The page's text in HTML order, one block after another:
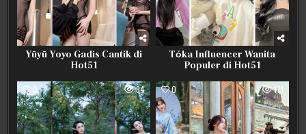
Yūyū Yoyo Gadis Cantik di
Hot51
Tỏka Influencer Wanita
Populer di Hot51
0 94 0 171